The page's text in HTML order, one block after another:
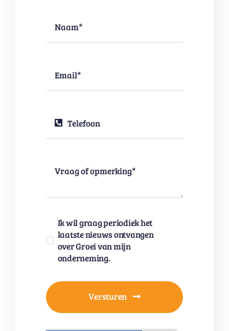
Ik wil graag periodiek het
laatste nieuws ontvangen
over Groei van mijn
onderneming.
Versturen